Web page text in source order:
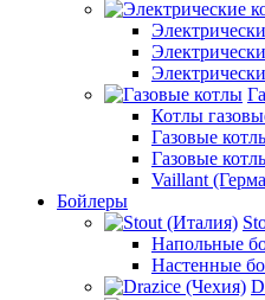
Котлы
Газовые
Газовые
Vaillant
Бойлеры
Напольные
Настенные